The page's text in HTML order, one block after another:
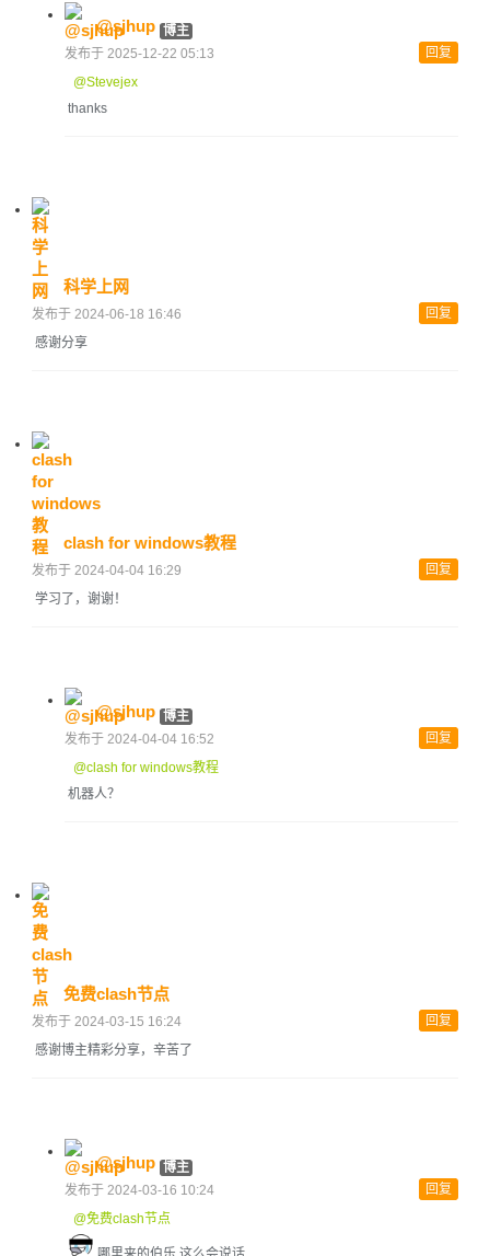
@sjhup 博主
回复
发布于 2025-12-22 05:13
@Stevejex
thanks
科学上网
回复
发布于 2024-06-18 16:46
感谢分享
clash for windows教程
回复
发布于 2024-04-04 16:29
学习了，谢谢！
@sjhup 博主
回复
发布于 2024-04-04 16:52
@clash for windows教程
机器人？
免费clash节点
回复
发布于 2024-03-15 16:24
感谢博主精彩分享，辛苦了
@sjhup 博主
回复
发布于 2024-03-16 10:24
@免费clash节点